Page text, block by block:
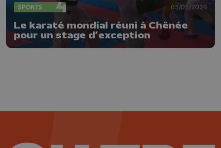
SPORTS 03/01/2026
Le karaté mondial réuni à Chênée
pour un stage d’exception